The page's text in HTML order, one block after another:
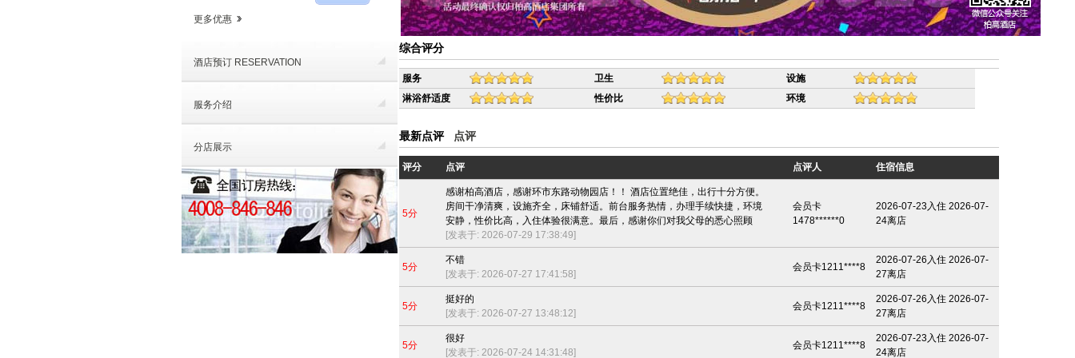
更多优惠
酒店预订 RESERVATION
服务介绍
分店展示
综合评分
服务 卫生
设施
淋浴舒适度
性价比 环境
最新点评 点评
评分 点评 点评人 住宿信息
5分
感谢柏高酒店，感谢环市东路动物园店！！ 酒店位置绝佳，出行十分方便。
房间干净清爽，设施齐全，床铺舒适。前台服务热情，办理手续快捷，环境
安静，性价比高，入住体验很满意。最后，感谢你们对我父母的悉心照顾
[发表于: 2026-07-29 17:38:49]
会员卡
1478******0
2026-07-23入住 2026-07-
24离店
5分
不错
[发表于: 2026-07-27 17:41:58]
会员卡1211****8
2026-07-26入住 2026-07-
27离店
5分
挺好的
[发表于: 2026-07-27 13:48:12]
会员卡1211****8
2026-07-26入住 2026-07-
27离店
5分
很好
[发表于: 2026-07-24 14:31:48]
会员卡1211****8
2026-07-23入住 2026-07-
24离店